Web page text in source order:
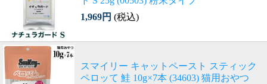
1,969円 (税込)
スマイリー キャットペースト スティック
ペロッて 鮭 10g×7本 (34603) 猫用おやつ